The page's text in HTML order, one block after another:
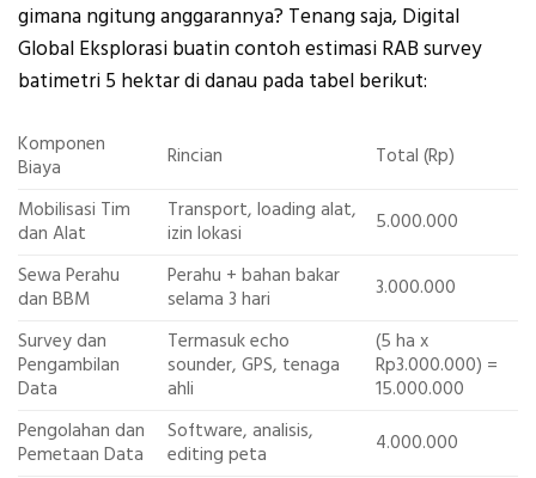
gimana ngitung anggarannya? Tenang saja, Digital
Global Eksplorasi buatin contoh estimasi RAB survey
batimetri 5 hektar di danau pada tabel berikut:
Komponen
Biaya
Rincian Total (Rp)
Mobilisasi Tim
dan Alat
Transport, loading alat,
izin lokasi
5.000.000
Sewa Perahu
dan BBM
Perahu + bahan bakar
selama 3 hari
3.000.000
Survey dan
Pengambilan
Data
Termasuk echo
sounder, GPS, tenaga
ahli
(5 ha x
Rp3.000.000) =
15.000.000
Pengolahan dan
Pemetaan Data
Software, analisis,
editing peta
4.000.000